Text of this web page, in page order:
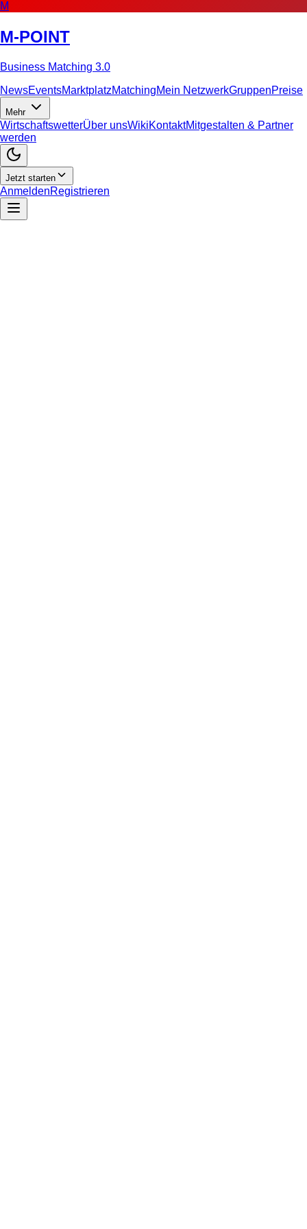
M
M-POINT
Business Matching 3.0
NewsEventsMarktplatzMatchingMein NetzwerkGruppenPreise
Mehr
WirtschaftswetterÜber unsWikiKontaktMitgestalten & Partner
werden
Jetzt starten
AnmeldenRegistrieren